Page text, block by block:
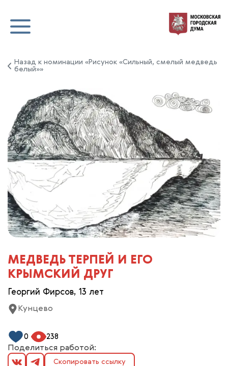
Назад к номинации «Рисунок «Сильный, смелый медведь
белый»»
МЕДВЕДЬ ТЕРПЕЙ И ЕГО
КРЫМСКИЙ ДРУГ
Георгий Фирсов, 13 лет
Кунцево
0 238
Поделиться работой:
Скопировать ссылку